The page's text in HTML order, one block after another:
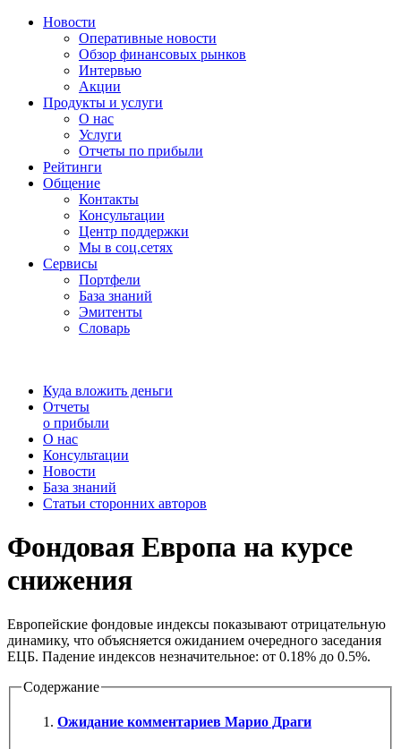
Новости
Оперативные новости
Обзор финансовых рынков
Интервью
Акции
Продукты и услуги
О нас
Услуги
Отчеты по прибыли
Рейтинги
Общение
Контакты
Консультации
Центр поддержки
Мы в соц.сетях
Сервисы
Портфели
База знаний
Эмитенты
Словарь
Куда вложить деньги
Отчеты
о прибыли
О нас
Консультации
Новости
База знаний
Статьи сторонних авторов
Фондовая Европа на курсе
снижения
Европейские фондовые индексы показывают отрицательную
динамику, что объясняется ожиданием очередного заседания
ЕЦБ. Падение индексов незначительное: от 0.18% до 0.5%.
Содержание
Ожидание комментариев Марио Драги